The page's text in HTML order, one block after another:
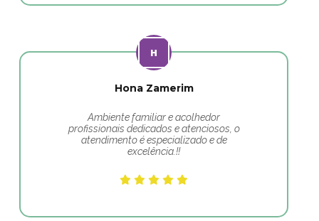
Hona Zamerim
Ambiente familiar e acolhedor
profissionais dedicados e atenciosos, o
atendimento é especializado e de
excelência.!!